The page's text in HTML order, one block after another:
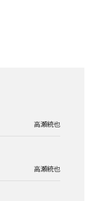
高瀬統也
高瀬統也